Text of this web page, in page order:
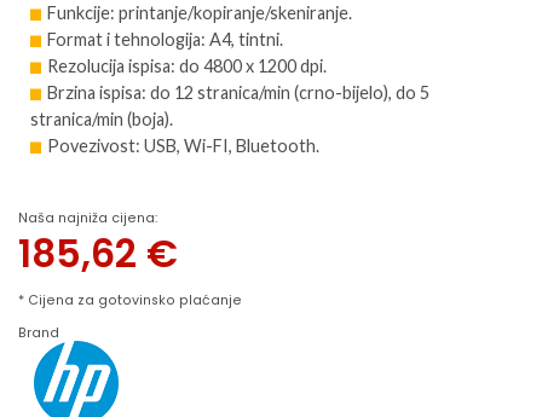
Funkcije: printanje/kopiranje/skeniranje.
Format i tehnologija: A4, tintni.
Rezolucija ispisa: do 4800 x 1200 dpi.
Brzina ispisa: do 12 stranica/min (crno-bijelo), do 5
stranica/min (boja).
Povezivost: USB, Wi-FI, Bluetooth.
Naša najniža cijena:
185,62 €
* Cijena za gotovinsko plaćanje
Brand